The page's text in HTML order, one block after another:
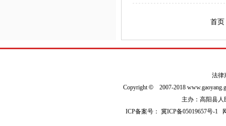
首
法律
Copyright© 2007-2018
主办：高阳县人
ICP备案号：冀ICP备05019657号-1